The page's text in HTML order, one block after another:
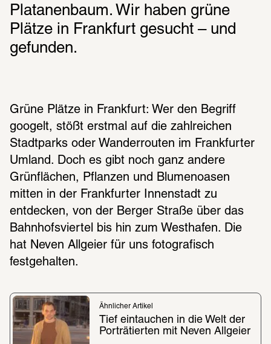
Platanenbaum. Wir haben grüne
Plätze in Frankfurt gesucht – und
gefunden.
Grüne Plätze in Frankfurt: Wer den Begriff
googelt, stößt erstmal auf die zahlreichen
Stadtparks oder Wanderrouten im Frankfurter
Umland. Doch es gibt noch ganz andere
Grünflächen, Pflanzen und Blumenoasen
mitten in der Frankfurter Innenstadt zu
entdecken, von der Berger Straße über das
Bahnhofsviertel bis hin zum Westhafen. Die
hat Neven Allgeier für uns fotografisch
festgehalten.
Ähnlicher Artikel
Tief eintauchen in die Welt der
Porträtierten mit Neven Allgeier